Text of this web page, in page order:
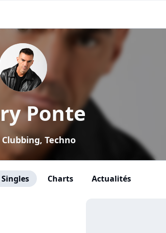
Ponte
Techno
Charts Actualités